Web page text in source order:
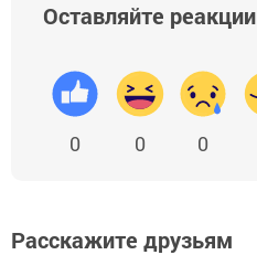
Оставляйте реакции
0 0 0
Расскажите друзьям